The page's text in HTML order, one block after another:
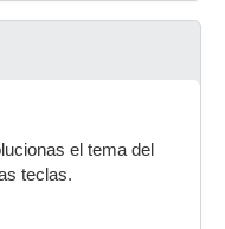
el tema del
teclas.